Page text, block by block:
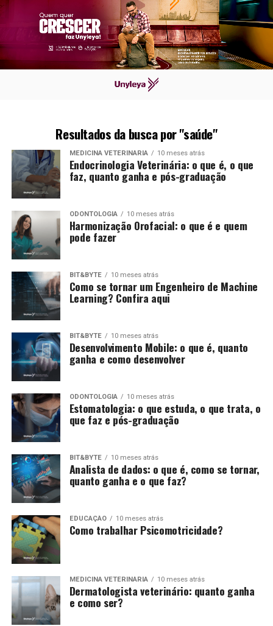
Resultados da busca por "saúde"
MEDICINA VETERINÁRIA 10 meses atrás
Endocrinologia Veterinária: o que é, o que
faz, quanto ganha e pós-graduação
ODONTOLOGIA 10 meses atrás
Harmonização Orofacial: o que é e quem
pode fazer
BIT&BYTE 10 meses atrás
Como se tornar um Engenheiro de Machine
Learning? Confira aqui
BIT&BYTE 10 meses atrás
Desenvolvimento Mobile: o que é, quanto
ganha e como desenvolver
ODONTOLOGIA 10 meses atrás
Estomatologia: o que estuda, o que trata, o
que faz e pós-graduação
BIT&BYTE 10 meses atrás
Analista de dados: o que é, como se tornar,
quanto ganha e o que faz?
EDUCAÇÃO 10 meses atrás
Como trabalhar Psicomotricidade?
MEDICINA VETERINÁRIA 10 meses atrás
Dermatologista veterinário: quanto ganha
e como ser?